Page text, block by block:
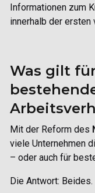
Informationen zum
innerhalb der ersten
Was gilt
Mit der Reform des
viele Unternehmen
– oder auch für
Die Antwort: Beides.